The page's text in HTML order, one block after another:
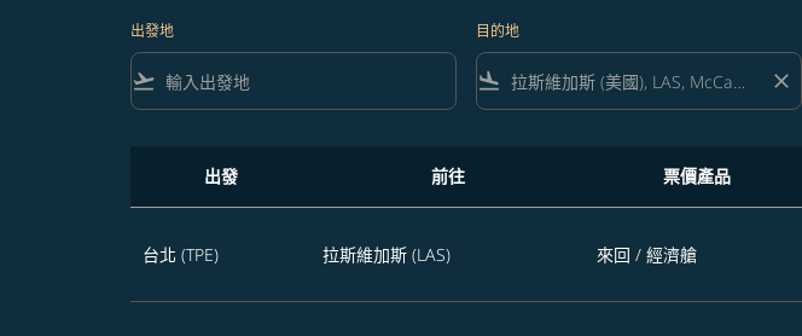
出發地
flight_takeoff
目的地
flight_land close
出發 前往 票價產品
台北 (TPE) 拉斯維加斯 (LAS) 來回 / 經濟艙